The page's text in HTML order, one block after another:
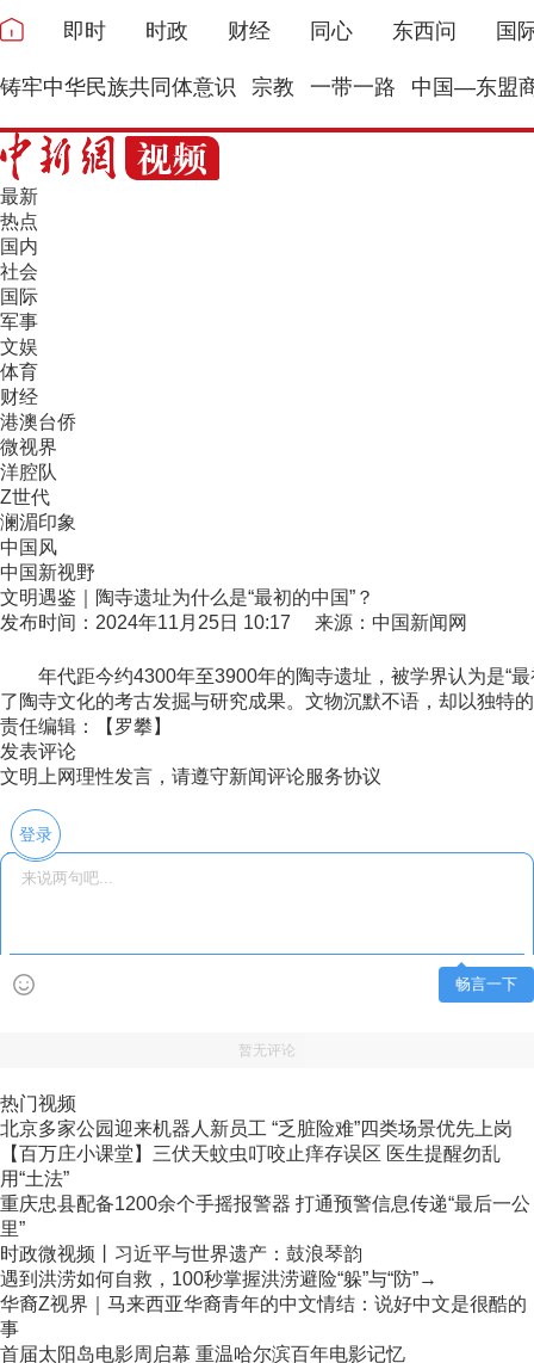
即时 时政 财经 同心 东西问 国
铸牢中华民族共同体意识 宗教 一带一路 中国—东盟
最新
热点
国内
社会
国际
军事
文娱
体育
财经
港澳台侨
微视界
洋腔队
Z世代
澜湄印象
中国风
中国新视野
文明遇鉴｜陶寺遗址为什么是“最初的中国”？
发布时间：2024年11月25日 10:17 来源：中国新闻网
年代距今约4300年至3900年的陶寺遗址，被学界认为是“最
了陶寺文化的考古发掘与研究成果。文物沉默不语，却以独特
责任编辑：【罗攀】
发表评论
文明上网理性发言，请遵守新闻评论服务协议
登录
畅言一下
暂无评论
热门视频
北京多家公园迎来机器人新员工 “乏脏险难”四类场景优先上岗
【百万庄小课堂】三伏天蚊虫叮咬止痒存误区 医生提醒勿乱
用“土法”
重庆忠县配备1200余个手摇报警器 打通预警信息传递“最后一公
里”
时政微视频丨习近平与世界遗产：鼓浪琴韵
遇到洪涝如何自救，100秒掌握洪涝避险“躲”与“防”→
华裔Z视界｜马来西亚华裔青年的中文情结：说好中文是很酷的
事
首届太阳岛电影周启幕 重温哈尔滨百年电影记忆